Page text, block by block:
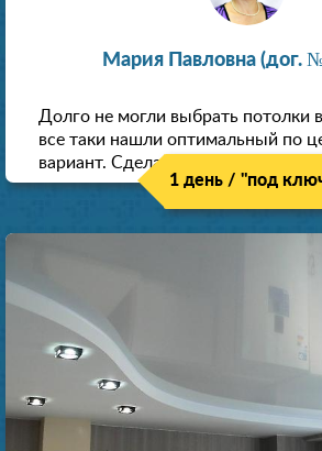
Мария Павловна (дог.
Долго не могли выбрать потолки
все таки нашли оптимальный по
вариант. Сделали скидку как
1 день / "под